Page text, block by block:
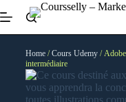
Home/Cours Udemy/ Adobe
intermédiaire